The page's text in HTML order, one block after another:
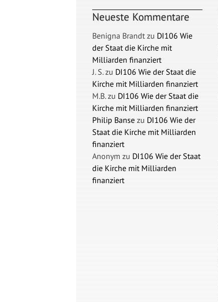
Neueste Kommentare
Benigna Brandt zu DI106 Wie
der Staat die Kirche mit
Milliarden finanziert
J. S.zu DI106 Wie der Staat die
Kirche mit Milliarden finanziert
M.B.zu DI106 Wie der Staat die
Kirche mit Milliarden finanziert
Philip Banse zu DI106 Wie der
Staat die Kirche mit Milliarden
finanziert
Anonym zu DI106 Wie der Staat
die Kirche mit Milliarden
finanziert